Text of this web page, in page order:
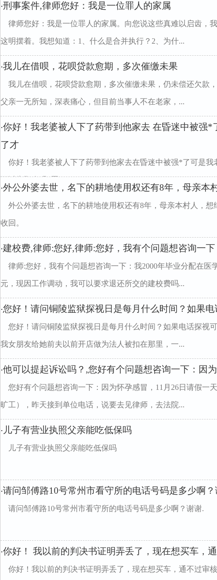
·刑事案件,律师您好：我是一位罪人的家属
律师您好：我是一位罪人的家属。向您说这些真难以启齿，
这明摆着。我想知道：1、什么是合并执行？2、为什...
·我儿在借呗，花呗贷款愈期，多次催缴未果
我儿在借呗，花呗贷款愈期，多次催缴未果，仍未偿还欠款
父亲一无所知，深表痛心，但目前当事人不在老家，...
·你好！我老婆被人下了药带到他家去 在昏迷中被强*
了才
你好！我老婆被人下了药带到他家去在昏迷中被强*了可是
可以告那人强*罪？
·外公外婆去世，名下的耕地使用权还有8年，母亲本
外公外婆去世，名下的耕地使用权还有8年，母亲本村人，
收回。
·建校费,律师:您好,律师:您好，我有个问题想咨询一下
律师:您好，我有个问题想咨询一下：我2000年毕业分配在医
元，现因工作调动，我可以要求退还所交的建校费吗...
·您好！请问铜陵监狱探视日是每月什么时间？如果
您好！请问铜陵监狱探视日是每月什么时间？如果电话探视
我女朋友给她前夫以前开店做为法人被扣在那里，一...
·他可以提起诉讼吗？,您好有个问题想咨询一下：因
您好有个问题想咨询一下：因为怀孕感冒，11月26日请假一
旷工），昨天接到单位电话，说要去见律师，去法院...
· 儿子有营业执照父亲能吃低保吗
儿子有营业执照父亲能吃低保吗
·请问邹傅路10号常州市看守所的电话号码是多少啊
请问邹傅路10号常州市看守所的电话号码是多少啊？谢谢.
·你好！ 我以前的判决书证明弄丢了，现在想买车，
你好！我以前的判决书证明弄丢了，现在想买车，通不过审